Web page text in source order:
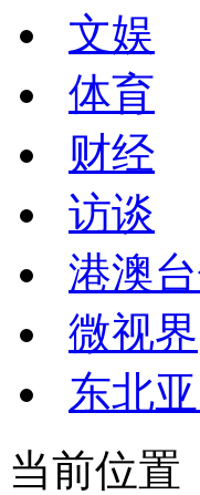
文娱
体育
财经
访谈
港澳
微视界
东北
当前位置